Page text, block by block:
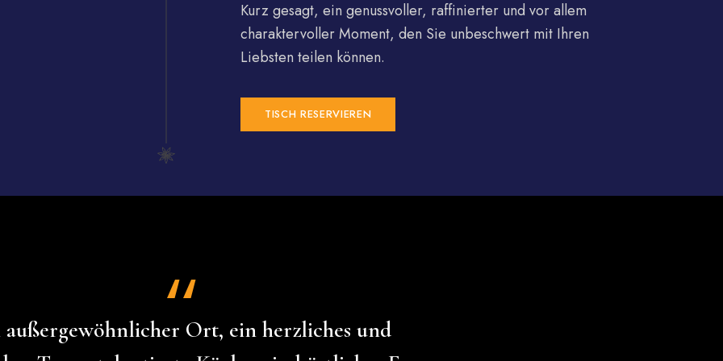
Kurz gesagt, ein genussvoller, raffinierter und vor allem
charaktervoller Moment, den Sie unbeschwert mit Ihren
Liebsten teilen können.
TISCH RESERVIEREN
außergewöhnlicher Ort, ein herzliches und